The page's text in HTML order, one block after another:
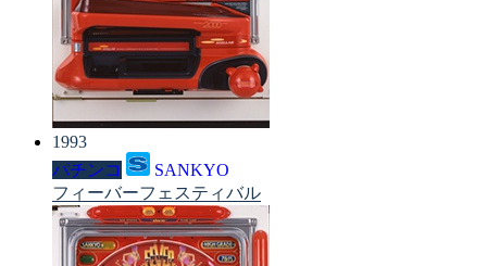
1993
パチンコ
SANKYO
フィーバーフェスティバル